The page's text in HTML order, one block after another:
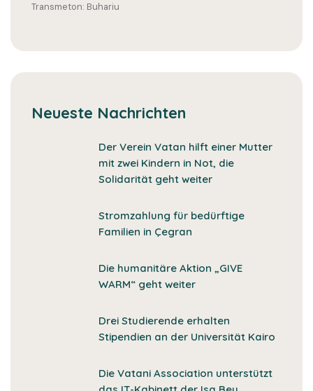
Transmeton: Buhariu
Neueste Nachrichten
Der Verein Vatan hilft einer Mutter
mit zwei Kindern in Not, die
Solidarität geht weiter
Stromzahlung für bedürftige
Familien in Çegran
Die humanitäre Aktion „GIVE
WARM“ geht weiter
Drei Studierende erhalten
Stipendien an der Universität Kairo
Die Vatani Association unterstützt